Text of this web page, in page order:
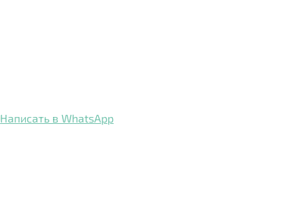
Написать в WhatsApp